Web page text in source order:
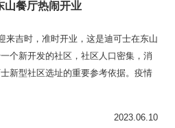
山餐厅热闹开业
来吉时，准时开业，这是迪可士在东山
个新开发的社区，社区人口密集，消
新型社区选址的重要参考依据。疫情
2023.06.10